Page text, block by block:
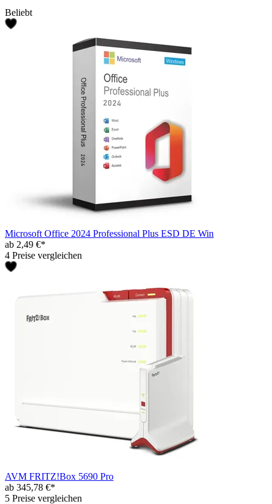
Beliebt
Microsoft Office 2024 Professional Plus ESD DE Win
ab 2,49 €*
4 Preise vergleichen
AVM FRITZ!Box 5690 Pro
ab 345,78 €*
5 Preise vergleichen